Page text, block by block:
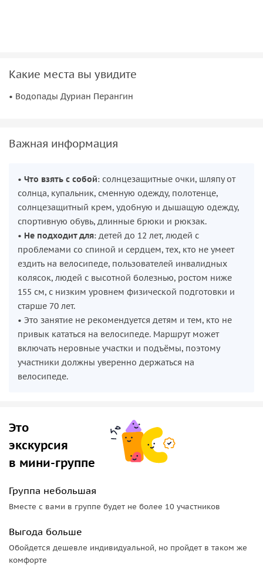
Какие места вы увидите
• Водопады Дуриан Перангин
Важная информация
• Что взять с собой: солнцезащитные очки, шляпу от
солнца, купальник, сменную одежду, полотенце,
солнцезащитный крем, удобную и дышащую одежду,
спортивную обувь, длинные брюки и рюкзак.
• Не подходит для: детей до 12 лет, людей с
проблемами со спиной и сердцем, тех, кто не умеет
ездить на велосипеде, пользователей инвалидных
колясок, людей с высотной болезнью, ростом ниже
155 см, с низким уровнем физической подготовки и
старше 70 лет.
• Это занятие не рекомендуется детям и тем, кто не
привык кататься на велосипеде. Маршрут может
включать неровные участки и подъёмы, поэтому
участники должны уверенно держаться на
велосипеде.
Это
экскурсия
в мини-группе
Группа небольшая
Вместе с вами в группе будет не более 10 участников
Выгода больше
Обойдется дешевле индивидуальной, но пройдет в таком же
комфорте